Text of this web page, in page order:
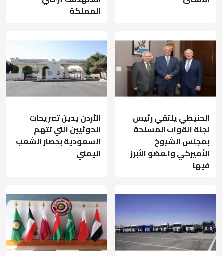
المملكة
الحنيطي يلتقي رئيس
لجنة القوات المسلحة
بمجلس الشيوخ
الأميركي والعضو الأبرز
فيها
الأردن يدين تصريحات
الحوثيين التي تتهم
السعودية بحصار الشعب
اليمني